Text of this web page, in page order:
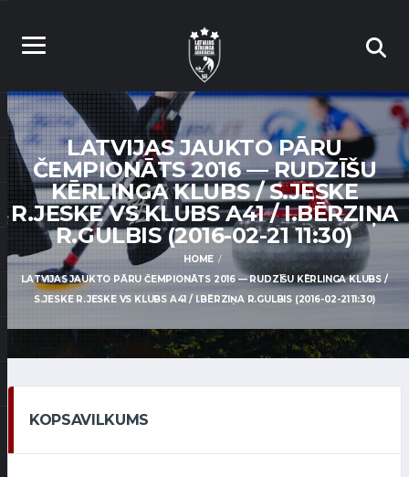
LATVIJAS JAUKTO PĀRU
ČEMPIONĀTS 2016 — RUDZĪŠU
KĒRLINGA KLUBS / S.JESKE
R.JESKE VS KLUBS A41 / I.BĒRZIŅA
R.GULBIS (2016-02-21 11:30)
HOME
LATVIJAS JAUKTO PĀRU ČEMPIONĀTS 2016 — RUDZĪŠU KĒRLINGA KLUBS /
S.JESKE R.JESKE VS KLUBS A41 / I.BĒRZIŅA R.GULBIS (2016-02-21 11:30)
KOPSAVILKUMS